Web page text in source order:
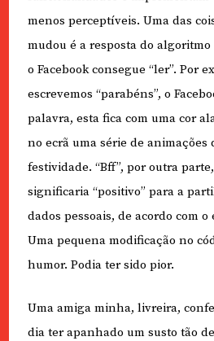
menos perceptíveis. Uma das
mudou é a resposta do
o Facebook consegue “ler”. Por
escrevemos “parabéns”, o
palavra, esta fica com uma cor
no ecrã uma série de animações
festividade. “Bff”, por outra
significaria “positivo” para a
dados pessoais, de acordo com
Uma pequena modificação no
humor. Podia ter sido pior.
Uma amiga minha, livreira,
dia ter apanhado um susto tão